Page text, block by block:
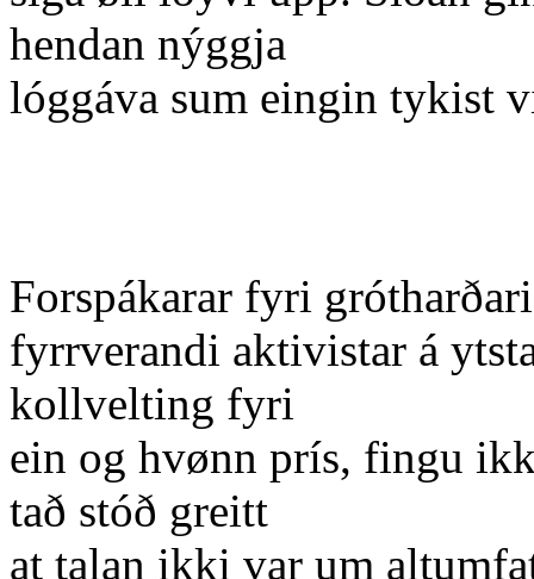
hendan nýggja
lóggáva sum eingin tykist
Forspákarar fyri
fyrrverandi aktivistar á
kollvelting fyri
ein og hvønn prís, fingu
tað stóð greitt
at talan ikki var um